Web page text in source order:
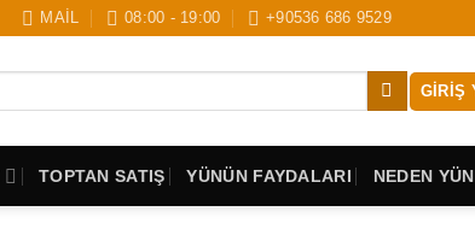
MAİL 08:00 - 19:00 +90536 686 9529
GIRIŞ
TOPTAN SATIŞ YÜNÜN FAYDALARI NEDEN